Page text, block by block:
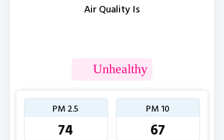
Air Quality Is
Unhealthy
PM 2.5
74
PM 10
67